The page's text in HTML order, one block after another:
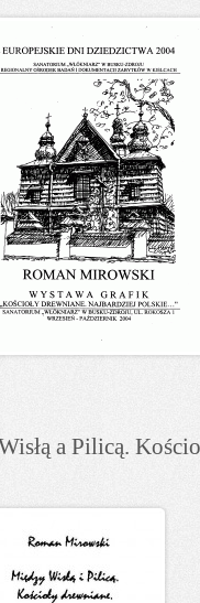
a Pilicą.